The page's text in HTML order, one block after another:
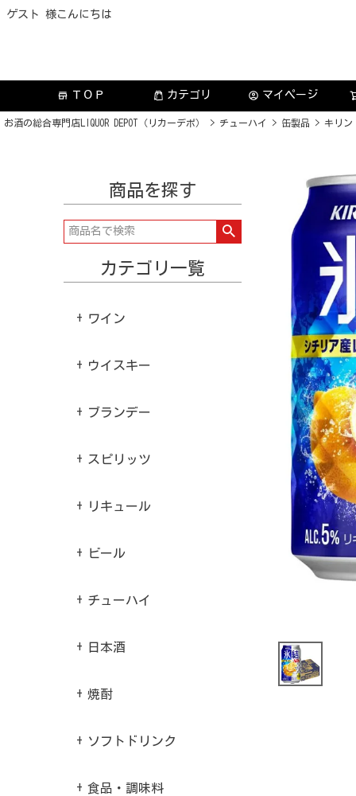
ゲスト 様こんにちは
store ＴＯＰ カテゴリ account_circle マイページ
お酒の総合専門店LIQUOR DEPOT（リカーデポ） チューハイ 缶製品 キリン
商品を探す
カテゴリ一覧
ワイン
ウイスキー
ブランデー
スピリッツ
リキュール
ビール
チューハイ
日本酒
焼酎
ソフトドリンク
食品・調味料